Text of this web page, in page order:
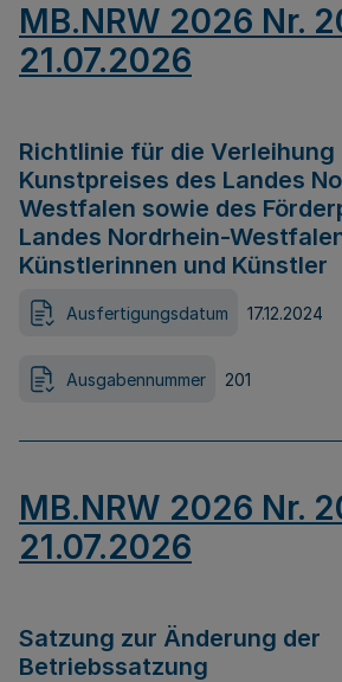
MB.NRW 2026 Nr.
21.07.2026
Richtlinie für die Verleihung
Kunstpreises des Landes
Westfalen sowie des
Landes Nordrhein-
Künstlerinnen und Künstler
Ausfertigungsdatum 17.12.2024
Ausgabennummer 201
MB.NRW 2026 Nr.
21.07.2026
Satzung zur Änderung der
Betriebssatzung